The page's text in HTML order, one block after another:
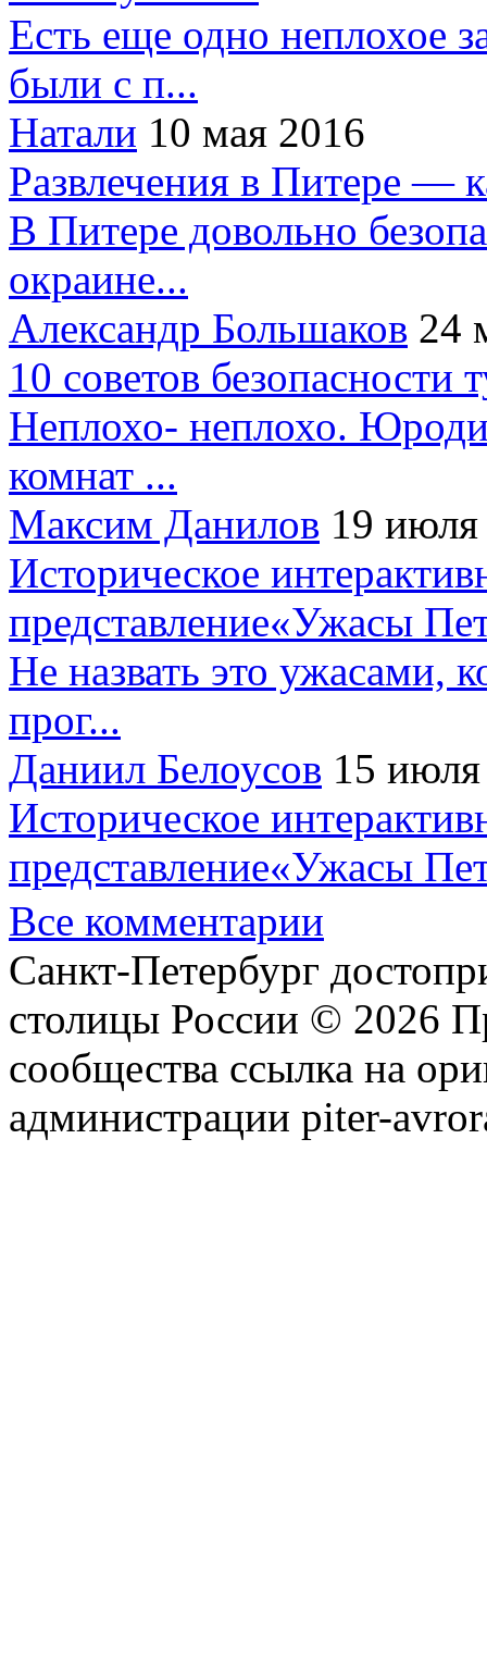
Есть еще одно неплохое
были с п...
Натали 10 мая 2016
Развлечения в Питере —
В Питере довольно
окраине...
Александр Большаков 24
10 советов безопасности
Неплохо- неплохо.
комнат ...
Максим Данилов 19
Историческое
представление«Ужасы
Не назвать это ужасами,
прог...
Даниил Белоусов 15
Историческое
представление«Ужасы
Все комментарии
Санкт-Петербург
столицы России © 2026
сообщества ссылка на
администрации piter-